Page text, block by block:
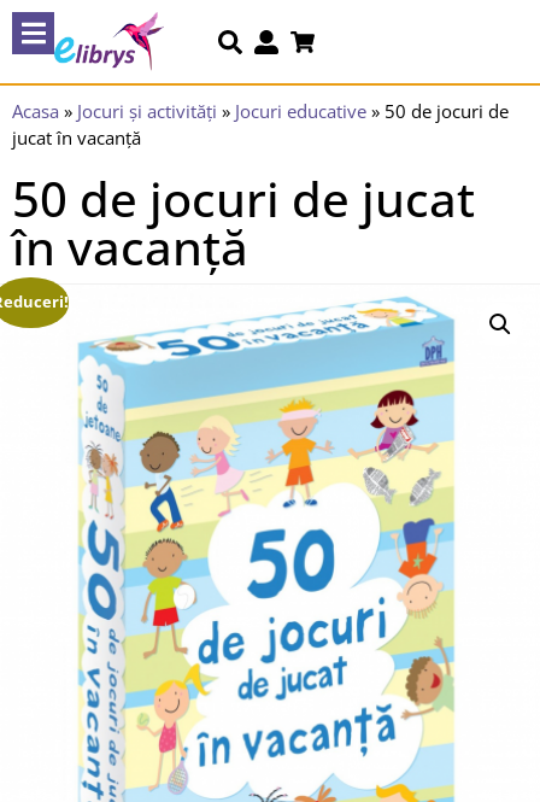
Acasa » Jocuri și activități » Jocuri educative » 50 de jocuri de
jucat în vacanță
50 de jocuri de jucat
în vacanță